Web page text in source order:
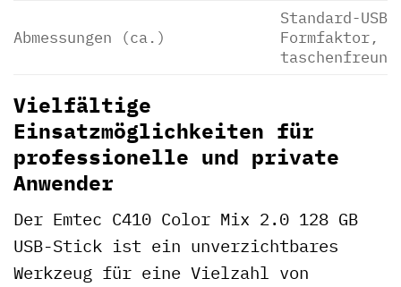
Abmessungen (ca.)
Standard-
Formfaktor,
Vielfältige
Einsatzmöglichkeiten für
professionelle und private
Anwender
Der Emtec C410 Color Mix 2.0 128 GB
USB-Stick ist ein unverzichtbares
Werkzeug für eine Vielzahl von